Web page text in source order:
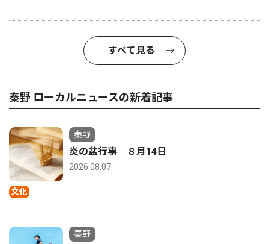
すべて見る
秦野 ローカルニュースの新着記事
文化
秦野
炎の盆行事 ８月14日
2026.08.07
秦野